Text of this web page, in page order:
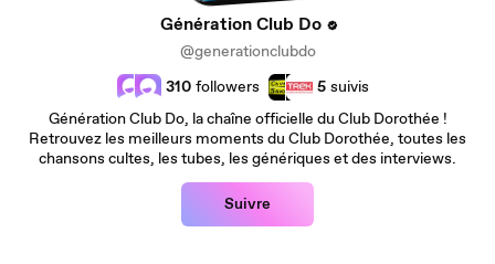
Génération Club Do
@generationclubdo
310 followers 5 suivis
Génération Club Do, la chaîne officielle du Club Dorothée !
Retrouvez les meilleurs moments du Club Dorothée, toutes les
chansons cultes, les tubes, les génériques et des interviews.
Suivre